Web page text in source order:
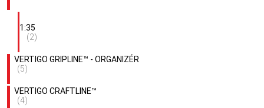
1:35
(2)
VERTIGO GRIPLINE™ - ORGANIZÉR
(5)
VERTIGO CRAFTLINE™
(4)